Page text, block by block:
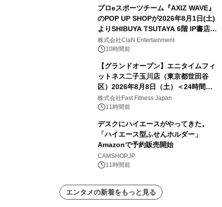
プロeスポーツチーム『AXIZ WAVE』
のPOP UP SHOPが2026年8月1日(土)
よりSHIBUYA TSUTAYA 6階 IP書店で
開催決定！！
株式会社ClaN Entertainment
10時間前
【グランドオープン】エニタイムフィ
ットネス二子玉川店（東京都世田谷
区）2026年8月8日（土）＜24時間年
中無休のフィットネスジム＞
株式会社Fast Fitness Japan
11時間前
デスクにハイエースがやってきた。
「ハイエース型ふせんホルダー」
Amazonで予約販売開始
CAMSHOP.JP
11時間前
エンタメの新着をもっと見る